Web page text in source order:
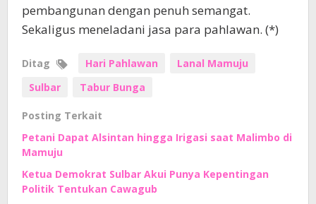
pembangunan dengan penuh semangat.
Sekaligus meneladani jasa para pahlawan. (*)
Ditag Hari Pahlawan
Lanal Mamuju
Sulbar
Tabur Bunga
Posting Terkait
Petani Dapat Alsintan hingga Irigasi saat Malimbo di
Mamuju
Ketua Demokrat Sulbar Akui Punya Kepentingan
Politik Tentukan Cawagub